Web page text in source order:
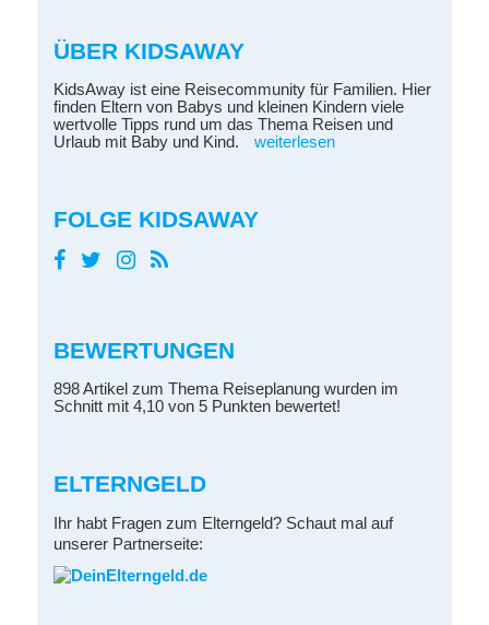
ÜBER KIDSAWAY
KidsAway ist eine Reisecommunity für Familien. Hier
finden Eltern von Babys und kleinen Kindern viele
wertvolle Tipps rund um das Thema Reisen und
Urlaub mit Baby und Kind.
weiterlesen
FOLGE KIDSAWAY
BEWERTUNGEN
898 Artikel zum Thema Reiseplanung wurden im
Schnitt mit 4,10 von 5 Punkten bewertet!
ELTERNGELD
Ihr habt Fragen zum Elterngeld? Schaut mal auf
unserer Partnerseite: